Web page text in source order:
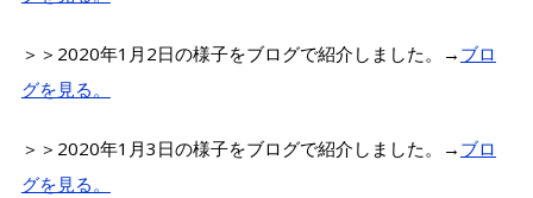
＞＞2020年1月2日の様子をブログで紹介しました。→ ブロ
グを見る。
＞＞2020年1月3日の様子をブログで紹介しました。→ ブロ
グを見る。